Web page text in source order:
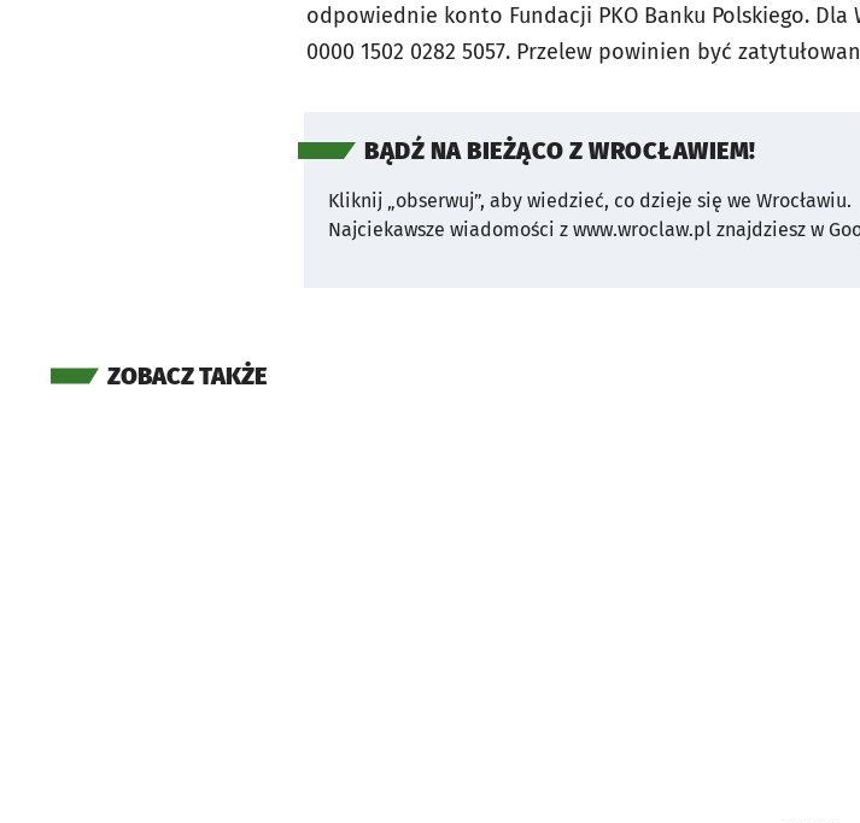
odpowiednie konto Fundacji PKO Banku Polskiego.
0000 1502 0282 5057. Przelew powinien być
BĄDŹ NA BIEŻĄCO Z WROCŁAWIEM!
Kliknij „obserwuj”, aby wiedzieć, co dzieje się we Wrocławiu.
Najciekawsze wiadomości z www.wroclaw.pl znajdziesz w
ZOBACZ TAKŻE